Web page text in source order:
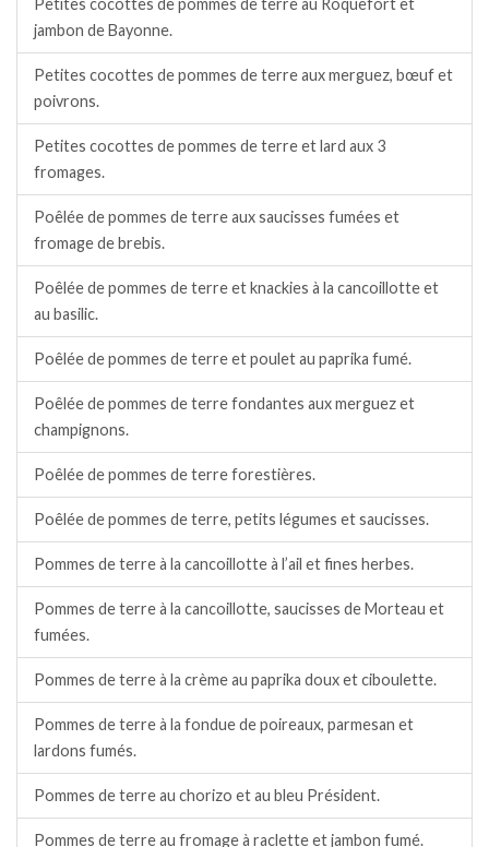
Petites cocottes de pommes de terre au Roquefort et
jambon de Bayonne.
Petites cocottes de pommes de terre aux merguez, bœuf et
poivrons.
Petites cocottes de pommes de terre et lard aux 3
fromages.
Poêlée de pommes de terre aux saucisses fumées et
fromage de brebis.
Poêlée de pommes de terre et knackies à la cancoillotte et
au basilic.
Poêlée de pommes de terre et poulet au paprika fumé.
Poêlée de pommes de terre fondantes aux merguez et
champignons.
Poêlée de pommes de terre forestières.
Poêlée de pommes de terre, petits légumes et saucisses.
Pommes de terre à la cancoillotte à l’ail et fines herbes.
Pommes de terre à la cancoillotte, saucisses de Morteau et
fumées.
Pommes de terre à la crème au paprika doux et ciboulette.
Pommes de terre à la fondue de poireaux, parmesan et
lardons fumés.
Pommes de terre au chorizo et au bleu Président.
Pommes de terre au fromage à raclette et jambon fumé.